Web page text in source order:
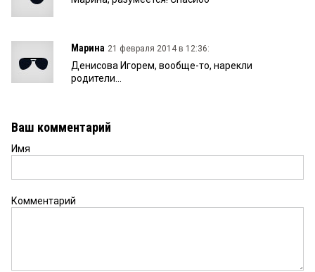
Марина 21 февраля 2014 в 12:36:
Денисова Игорем, вообще-то, нарекли
родители...
Ваш комментарий
Имя
Комментарий